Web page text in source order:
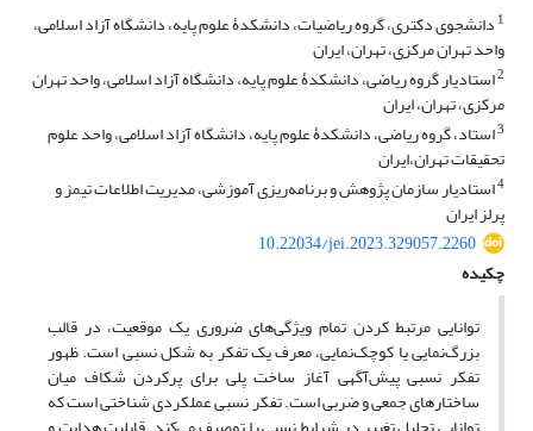
1 دانشجوی دکتری، گروه ریاضیات، دانشکدۀ علوم پایه، دانشگاه آزاد اسلامی،
واحد تهران مرکزی، تهران، ایران
2استادیار گروه ریاضی، دانشکدۀ علوم پایه، دانشگاه آزاد اسلامی، واحد تهران
مرکزی، تهران، ایران
3استاد، گروه ریاضی، دانشکدۀ علوم پایه، دانشگاه آزاد اسلامی، واحد علوم
تحقیقات تهران،‌ایران
4استادیار سازمان پژوهش و برنامه‌ریزی آموزشی، مدیریت اطلاعات تیمز و
پرلز ایران
10.22034/jei.2023.329057.2260
چکیده
توانایی مرتبط‌ کردن تمام ویژگی‌های ضروری یک موقعیت، در قالب
بزرگ‌نمایی یا کوچک‌نمایی، معرف یک تفکر به شکل نسبی است. ظهور
تفکر نسبی پیش‌آگهی آغاز ساخت پلی برای پر‌کردن شکاف میان
ساختارهای جمعی و ضربی است. تفکر نسبی عملکردی شناختی است که